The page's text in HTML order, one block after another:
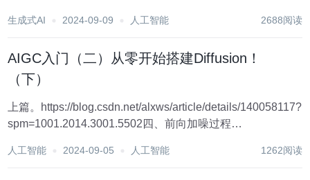
的用户流量。 制作白底图本质就是要先抠图，一些抠图质量
生成式AI 2024-09-09 人工智能 2688阅读
AIGC入门（二）从零开始搭建Diffusion！
（下）
上篇。https://blog.csdn.net/alxws/article/details/140058117?
spm=1001.2014.3001.5502四、前向加噪过程
来，就...
人工智能 2024-09-05 人工智能 1262阅读